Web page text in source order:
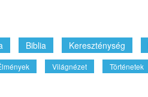
Biblia Kereszténység
Világnézet Történetek